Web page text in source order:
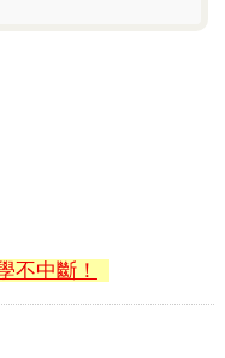
不中斷！